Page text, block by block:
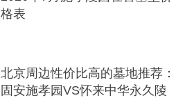
格表
北京周边性价比高的墓地推荐：
固安施孝园VS怀来中华永久陵